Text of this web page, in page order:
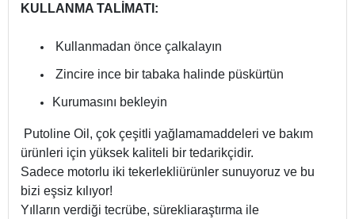
KULLANMA TALİMATI:
Kullanmadan önce çalkalayın
Zincire ince bir tabaka halinde püskürtün
Kurumasını bekleyin
Putoline Oil, çok çeşitli yağlamamaddeleri ve bakım
ürünleri için yüksek kaliteli bir tedarikçidir.
Sadece motorlu iki tekerlekliürünler sunuyoruz ve bu
bizi eşsiz kılıyor!
Yılların verdiği tecrübe, sürekliaraştırma ile